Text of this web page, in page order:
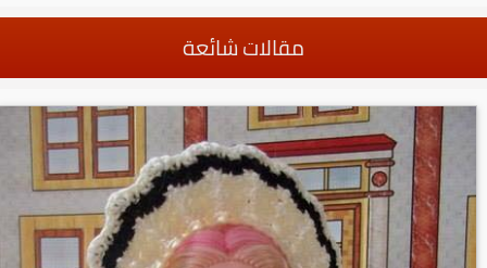
مقالات شائعة